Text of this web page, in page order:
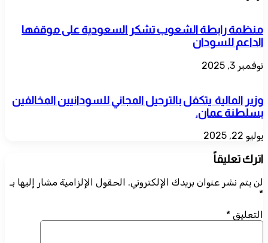
منظمة رابطة الشعوب تشكر السعودية على موقفها
الداعم للسودان
نوفمبر 3, 2025
وزير المالية يتكفل بالترحيل المجاني للسودانيين المخالفين
بسلطنة عمان.
يوليو 22, 2025
اترك تعليقاً
لن يتم نشر عنوان بريدك الإلكتروني. الحقول الإلزامية مشار إليها بـ
*
التعليق *